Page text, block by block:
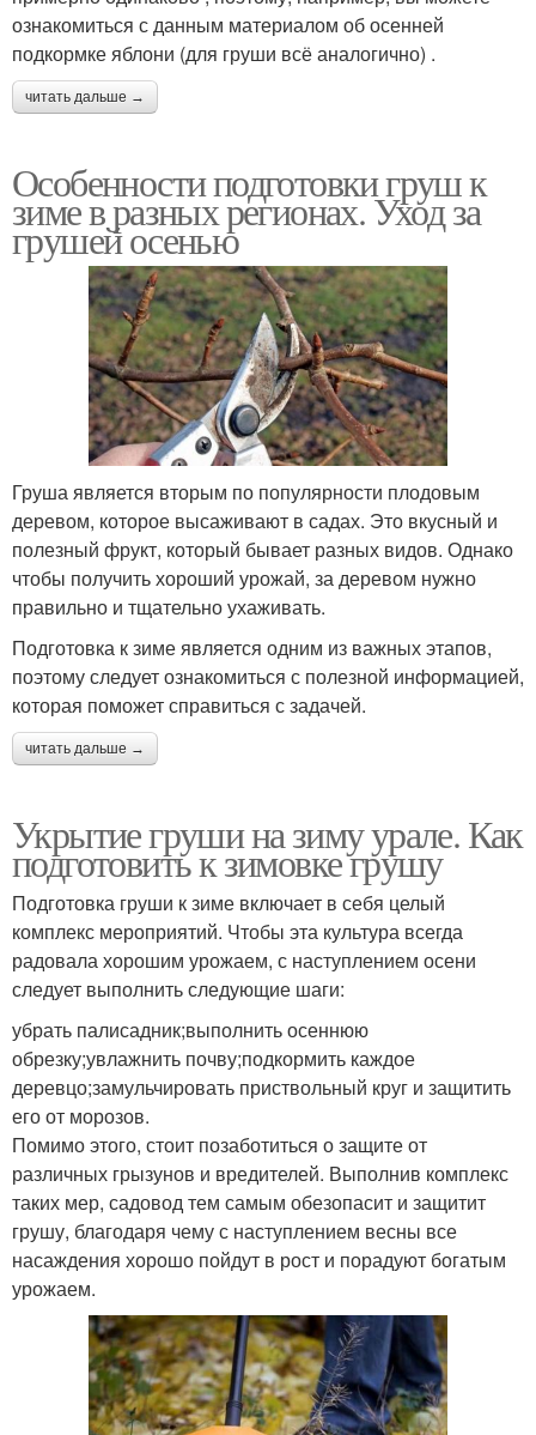
ознакомиться с данным материалом об осенней
подкормке яблони (для груши всё аналогично) .
читать дальше →
Особенности подготовки груш к
зиме в разных регионах. Уход за
грушей осенью
Груша является вторым по популярности плодовым
деревом, которое высаживают в садах. Это вкусный и
полезный фрукт, который бывает разных видов. Однако
чтобы получить хороший урожай, за деревом нужно
правильно и тщательно ухаживать.
Подготовка к зиме является одним из важных этапов,
поэтому следует ознакомиться с полезной информацией,
которая поможет справиться с задачей.
читать дальше →
Укрытие груши на зиму урале. Как
подготовить к зимовке грушу
Подготовка груши к зиме включает в себя целый
комплекс мероприятий. Чтобы эта культура всегда
радовала хорошим урожаем, с наступлением осени
следует выполнить следующие шаги:
убрать палисадник;выполнить осеннюю
обрезку;увлажнить почву;подкормить каждое
деревцо;замульчировать приствольный круг и защитить
его от морозов.
Помимо этого, стоит позаботиться о защите от
различных грызунов и вредителей. Выполнив комплекс
таких мер, садовод тем самым обезопасит и защитит
грушу, благодаря чему с наступлением весны все
насаждения хорошо пойдут в рост и порадуют богатым
урожаем.